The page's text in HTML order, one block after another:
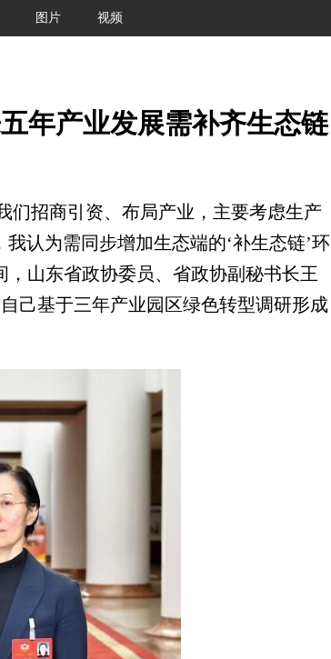
图片 视频
年产业发展需补齐生态链
招商引资、布局产业，主要考虑生产
我认为需同步增加生态端的‘补生态链’环
山东省政协委员、省政协副秘书长王
己基于三年产业园区绿色转型调研形成